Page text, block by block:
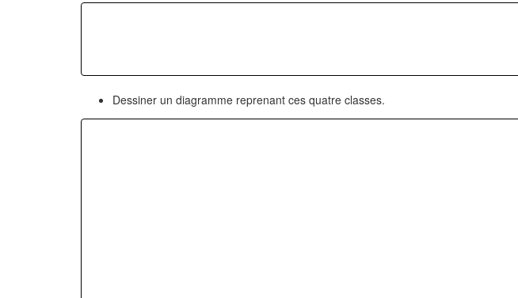
Dessiner un diagramme reprenant ces quatre classes.